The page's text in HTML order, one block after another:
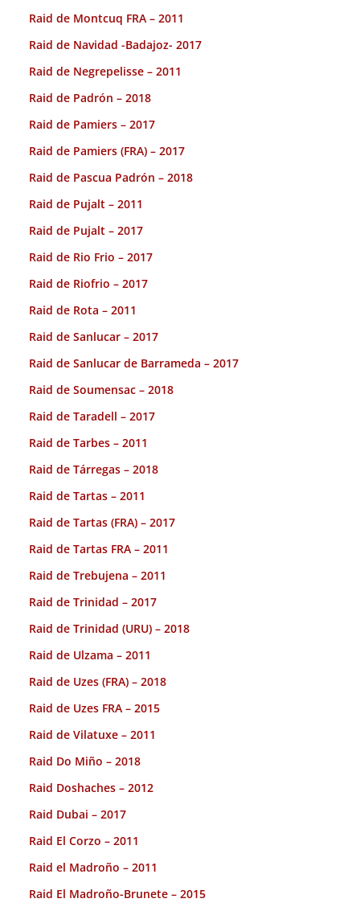
Raid de Montcuq FRA – 2011
Raid de Navidad -Badajoz- 2017
Raid de Negrepelisse – 2011
Raid de Padrón – 2018
Raid de Pamiers – 2017
Raid de Pamiers (FRA) – 2017
Raid de Pascua Padrón – 2018
Raid de Pujalt – 2011
Raid de Pujalt – 2017
Raid de Rio Frio – 2017
Raid de Riofrio – 2017
Raid de Rota – 2011
Raid de Sanlucar – 2017
Raid de Sanlucar de Barrameda – 2017
Raid de Soumensac – 2018
Raid de Taradell – 2017
Raid de Tarbes – 2011
Raid de Tárregas – 2018
Raid de Tartas – 2011
Raid de Tartas (FRA) – 2017
Raid de Tartas FRA – 2011
Raid de Trebujena – 2011
Raid de Trinidad – 2017
Raid de Trinidad (URU) – 2018
Raid de Ulzama – 2011
Raid de Uzes (FRA) – 2018
Raid de Uzes FRA – 2015
Raid de Vilatuxe – 2011
Raid Do Miño – 2018
Raid Doshaches – 2012
Raid Dubai – 2017
Raid El Corzo – 2011
Raid el Madroño – 2011
Raid El Madroño-Brunete – 2015